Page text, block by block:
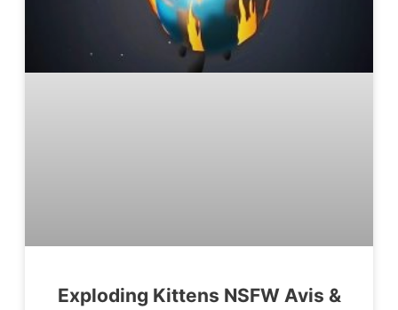
Exploding Kittens NSFW Avis &